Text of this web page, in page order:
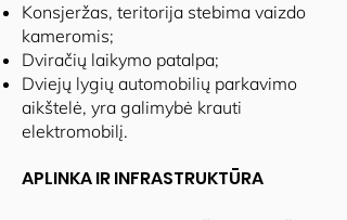
Konsjeržas, teritorija stebima vaizdo
kameromis;
Dviračių laikymo patalpa;
Dviejų lygių automobilių parkavimo
aikštelė, yra galimybė krauti
elektromobilį.
APLINKA IR INFRASTRUKTŪRA